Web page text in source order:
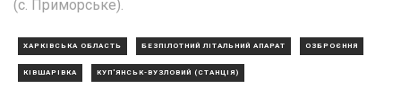
(с. Приморське).
ХАРКІВСЬКА ОБЛАСТЬ БЕЗПІЛОТНИЙ ЛІТАЛЬНИЙ АПАРАТ ОЗБРОЄННЯ
КІВШАРІВКА КУП'ЯНСЬК-ВУЗЛОВИЙ (СТАНЦІЯ)